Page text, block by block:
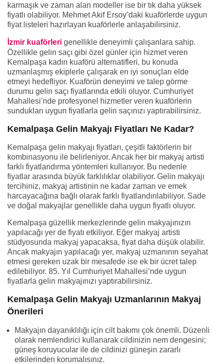
karmaşık ve zaman alan modeller ise bir tık daha yüksek
fiyatlı olabiliyor. Mehmet Akif Ersoy’daki kuaförlerde uygun
fiyat listeleri hazırlayan kuaförlerle anlaşabilirsiniz.
İzmir kuaförleri genellikle deneyimli çalışanlara sahip.
Özellikle gelin saçı gibi özel günler için hizmet veren
Kemalpaşa kadın kuaförü alternatifleri, bu konuda
uzmanlaşmış ekiplerle çalışarak en iyi sonuçları elde
etmeyi hedefliyor. Kuaförün deneyimi ve talep görme
durumu gelin saçı fiyatlarında etkili oluyor. Cumhuriyet
Mahallesi’nde profesyonel hizmetler veren kuaförlerin
sundukları uygun fiyatlarla gelin saçınızı yaptırabilirsiniz.
Kemalpaşa Gelin Makyajı Fiyatları Ne Kadar?
Kemalpaşa gelin makyajı fiyatları, çeşitli faktörlerin bir
kombinasyonu ile belirleniyor. Ancak her bir makyaj artisti
farklı fiyatlandırma yöntemleri kullanıyor. Bu nedenle
fiyatlar arasında büyük farklılıklar olabiliyor. Gelin makyajı
tercihiniz, makyaj artistinin ne kadar zaman ve emek
harcayacağına bağlı olarak farklı fiyatlandırılabiliyor. Sade
ve doğal makyajlar genellikle daha uygun fiyatlı oluyor.
Kemalpaşa güzellik merkezlerinde gelin makyajınızın
yapılacağı yer de fiyatı etkiliyor. Eğer makyaj artisti
stüdyosunda makyaj yapacaksa, fiyat daha düşük olabilir.
Ancak makyajın yapılacağı yer, makyaj uzmanının seyahat
etmesi gereken uzak bir mesafede ise ek bir ücret talep
edilebiliyor. 85. Yıl Cumhuriyet Mahallesi’nde uygun
fiyatlarla gelin makyajınızı yaptırabilirsiniz.
Kemalpaşa Gelin Makyajı Uzmanlarının Makyaj
Önerileri
Makyajın dayanıklılığı için cilt bakımı çok önemli. Düzenli
olarak nemlendirici kullanarak cildinizin nem dengesini;
güneş koruyucular ile de cildinizi güneşin zararlı
etkilerinden korumalısınız.